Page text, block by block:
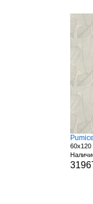
60x120